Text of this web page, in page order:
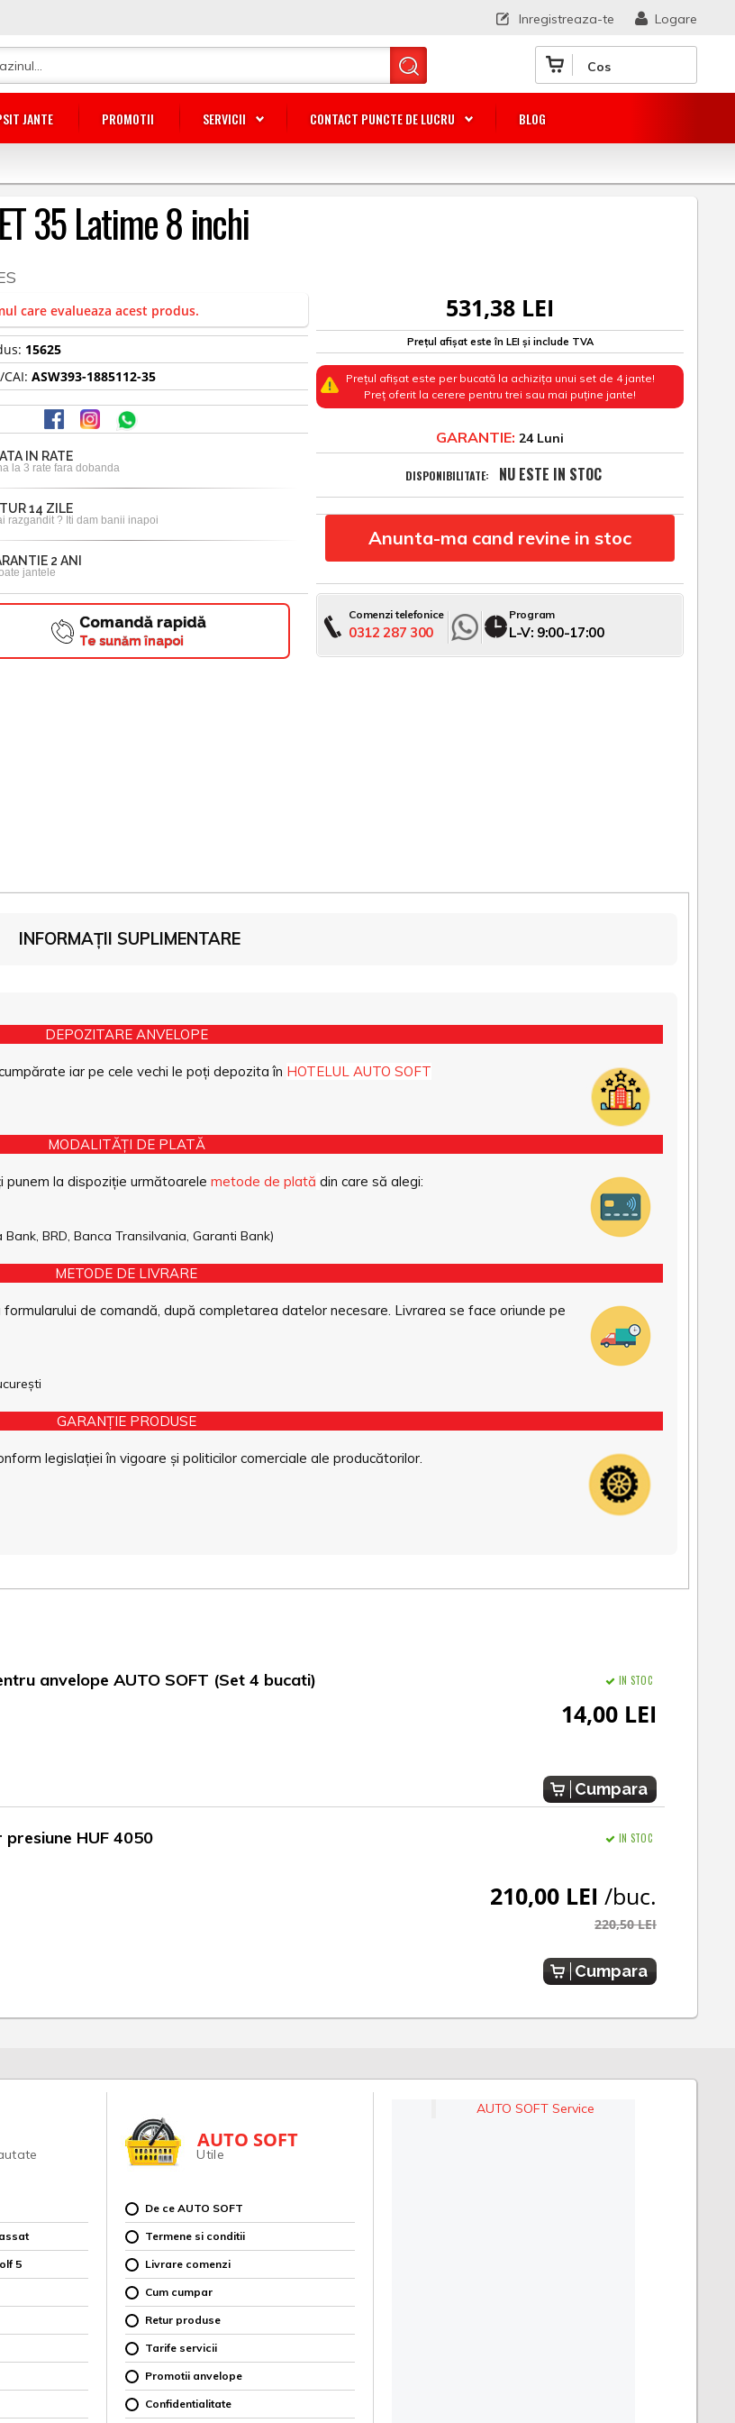
Cos
JANTE PROMOTII SERVICII CONTACT PUNCTE DE LUCRU BLOG
Logare
Inregistreaza-te
35 Latime 8 inchi
care evalueaza acest produs.
15625
CAI:ASW393-1885112-35
IN RATE
la 3 rate fara dobanda
14 ZILE
razgandit ? Iti dam banii inapoi
2 ANI
jantele
Comandă rapidă
Te sunăm înapoi
531,38 LEI
Prețul afișat este în LEI și include TVA
Prețul afișat este per bucată la achizița unui set de 4 jante!
Preț oferit la cerere pentru trei sau mai puține jante!
GARANTIE: 24 Luni
DISPONIBILITATE: NU ESTE IN STOC
Anunta-ma cand revine in stoc
Comenzi telefonice
0312 287 300
Program
L-V: 9:00-17:00
INFORMAȚII SUPLIMENTARE
DEPOZITARE ANVELOPE
iar pe cele vechi le poți depozita în HOTELUL AUTO SOFT
MODALITĂȚI DE PLATĂ
punem la dispoziție următoarele metode de plată din care să alegi:
BRD, Banca Transilvania, Garanti Bank)
METODE DE LIVRARE
de comandă, după completarea datelor necesare. Livrarea se face oriunde pe
GARANȚIE PRODUSE
legislației în vigoare și politicilor comerciale ale producătorilor.
anvelope AUTO SOFT (Set 4 bucati) IN STOC
14,00 LEI
Cumpara
presiune HUF 4050 IN STOC
210,00 LEI /buc.
220,50 LEI
Cumpara
5
AUTO SOFT
Utile
De ce AUTO SOFT
Termene si conditii
Livrare comenzi
Cum cumpar
Retur produse
Tarife servicii
Promotii anvelope
Confidentialitate
AUTO SOFT Service